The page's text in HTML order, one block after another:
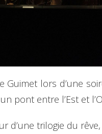
Guimet lors d’une
pont entre l’Est et
d’une trilogie du